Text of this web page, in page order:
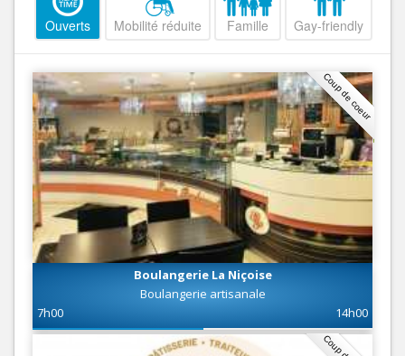
Ouverts Mobilité réduite Famille Gay-friendly
Coup de coeur
Boulangerie La Niçoise
Boulangerie artisanale
7h00
14h00